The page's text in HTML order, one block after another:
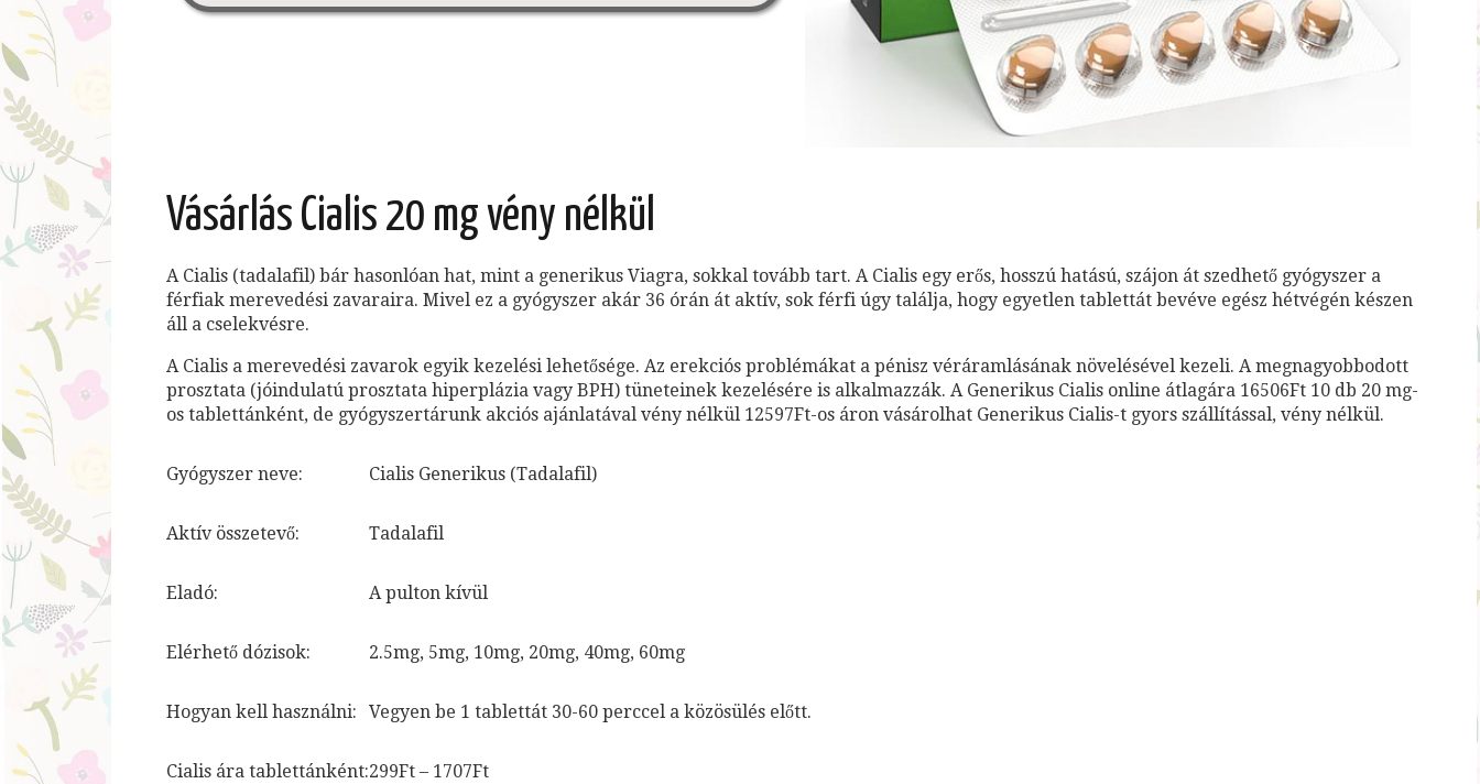
Vásárlás Cialis 20 mg vény nélkül
A Cialis (tadalafil) bár hasonlóan hat, mint a generikus Viagra, sokkal tovább tart. A Cialis egy erős, hosszú hatású, szájon át szedhető gyógyszer a
férfiak merevedési zavaraira. Mivel ez a gyógyszer akár 36 órán át aktív, sok férfi úgy találja, hogy egyetlen tablettát bevéve egész hétvégén készen
áll a cselekvésre.
A Cialis a merevedési zavarok egyik kezelési lehetősége. Az erekciós problémákat a pénisz véráramlásának növelésével kezeli. A megnagyobbodott
prosztata (jóindulatú prosztata hiperplázia vagy BPH) tüneteinek kezelésére is alkalmazzák. A Generikus Cialis online átlagára 16506Ft 10 db 20 mg-
os tablettánként, de gyógyszertárunk akciós ajánlatával vény nélkül 12597Ft-os áron vásárolhat Generikus Cialis-t gyors szállítással, vény nélkül.
Gyógyszer neve: Cialis Generikus (Tadalafil)
Aktív összetevő: Tadalafil
Eladó: A pulton kívül
Elérhető dózisok: 2.5mg, 5mg, 10mg, 20mg, 40mg, 60mg
Hogyan kell használni: Vegyen be 1 tablettát 30-60 perccel a közösülés előtt.
Cialis ára tablettánként:299Ft – 1707Ft